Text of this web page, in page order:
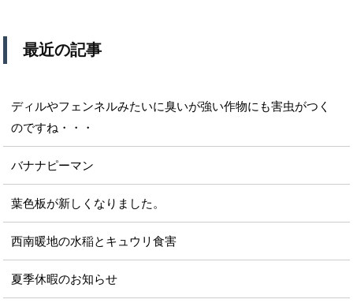
最近の記事
ディルやフェンネルみたいに臭いが強い作物にも害虫がつく
のですね・・・
バナナピーマン
葉色板が新しくなりました。
西南暖地の水稲とキュウリ食害
夏季休暇のお知らせ